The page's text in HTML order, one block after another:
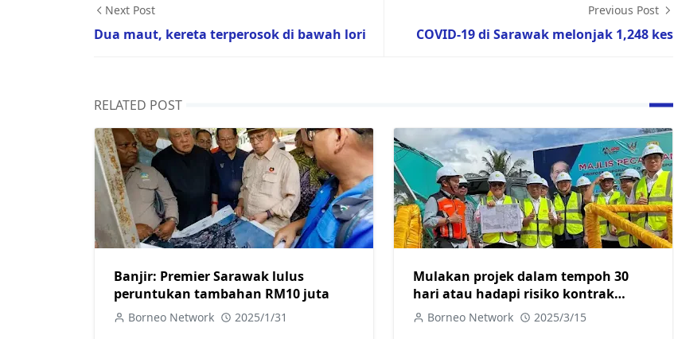
Next Post
Dua maut, kereta terperosok di bawah lori
Previous Post
COVID-19 di Sarawak melonjak 1,248 kes
RELATED POST
Banjir: Premier Sarawak lulus
peruntukan tambahan RM10 juta
Borneo Network 2025/1/31
Mulakan projek dalam tempoh 30
hari atau hadapi risiko kontrak
ditamatkan
Borneo Network 2025/3/15